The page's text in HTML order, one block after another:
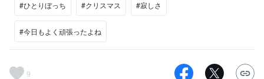
#ひとりぼっち #クリスマス #寂しさ
#今日もよく頑張ったよね
9